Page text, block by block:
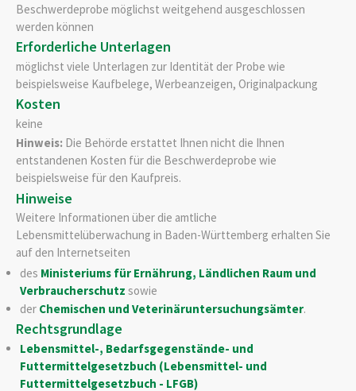
Beschwerdeprobe möglichst weitgehend ausgeschlossen
werden können
Erforderliche Unterlagen
möglichst viele Unterlagen zur Identität der Probe wie
beispielsweise Kaufbelege, Werbeanzeigen, Originalpackung
Kosten
keine
Hinweis: Die Behörde erstattet Ihnen nicht die Ihnen
entstandenen Kosten für die Beschwerdeprobe wie
beispielsweise für den Kaufpreis.
Hinweise
Weitere Informationen über die amtliche
Lebensmittelüberwachung in Baden-Württemberg erhalten Sie
auf den Internetseiten
des Ministeriums für Ernährung, Ländlichen Raum und
Verbraucherschutz sowie
der Chemischen und Veterinäruntersuchungsämter.
Rechtsgrundlage
Lebensmittel-, Bedarfsgegenstände- und
Futtermittelgesetzbuch (Lebensmittel- und
Futtermittelgesetzbuch - LFGB)